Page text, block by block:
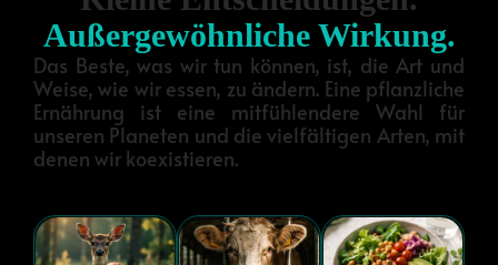
Außergewöhnliche Wirkung.
Das Beste, was wir tun können, ist, die Art und
Weise, wie wir essen, zu ändern. Eine pflanzliche
Ernährung ist eine mitfühlendere Wahl für
unseren Planeten und die vielfältigen Arten, mit
denen wir koexistieren.